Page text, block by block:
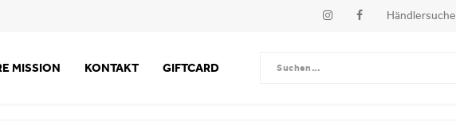
Händlersuche
MISSION KONTAKT GIFTCARD